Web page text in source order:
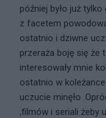
później było już
z facetem
ostatnio i dziwne
przeraża boję się że
interesowały mnie
ostatnio w
uczucie minęło
,filmów i seriali żeby